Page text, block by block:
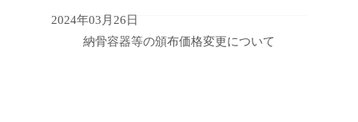
2024年03月26日
納骨容器等の頒布価格変更について